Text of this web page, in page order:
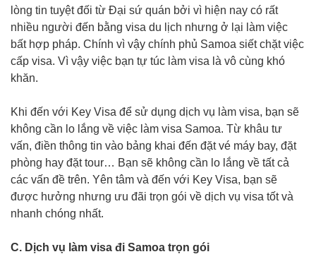
lòng tin tuyệt đối từ Đại sứ quán bởi vì hiện nay có rất
nhiều người đến bằng visa du lịch nhưng ở lại làm việc
bất hợp pháp. Chính vì vậy chính phủ Samoa siết chặt việc
cấp visa. Vì vậy việc bạn tự túc làm visa là vô cùng khó
khăn.
Khi đến với Key Visa để sử dụng dịch vụ làm visa, bạn sẽ
không cần lo lắng về việc làm visa Samoa. Từ khâu tư
vấn, điền thông tin vào bảng khai đến đặt vé máy bay, đặt
phòng hay đặt tour… Bạn sẽ không cần lo lắng về tất cả
các vấn đề trên. Yên tâm và đến với Key Visa, bạn sẽ
được hưởng nhưng ưu đãi trọn gói về dịch vụ visa tốt và
nhanh chóng nhất.
C. Dịch vụ làm visa đi Samoa trọn gói